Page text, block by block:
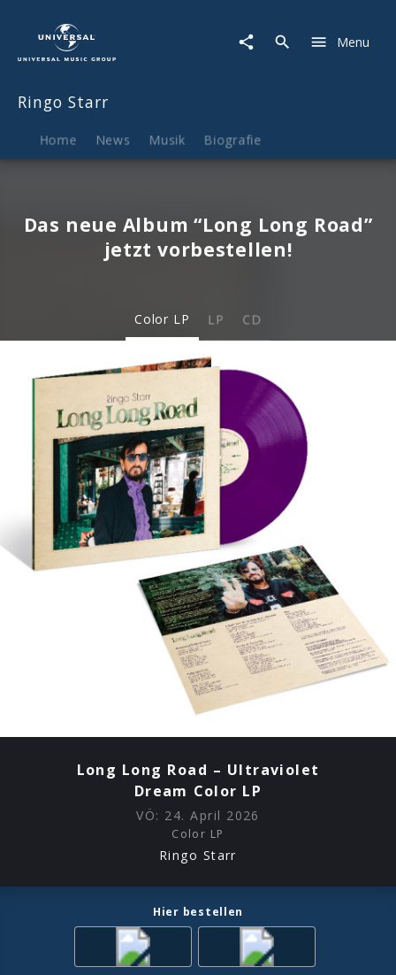
Musik
Merch
Menu
Ringo Starr
Home News Musik Biografie
Das neue Album “Long Long Road”
jetzt vorbestellen!
Color LP LP CD
Long Long Road – Ultraviolet
Dream Color LP
VÖ: 24. April 2026
Color LP
Ringo Starr
Hier bestellen